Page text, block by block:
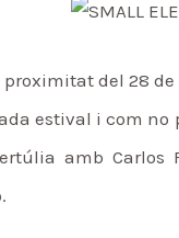
proximitat del 28
estival i com
amb Carlos